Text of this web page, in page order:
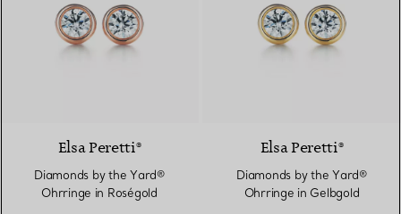
Elsa Peretti®
Diamonds by the Yard®
Ohrringe in Roségold
Elsa Peretti®
Diamonds by the Yard®
Ohrringe in Gelbgold